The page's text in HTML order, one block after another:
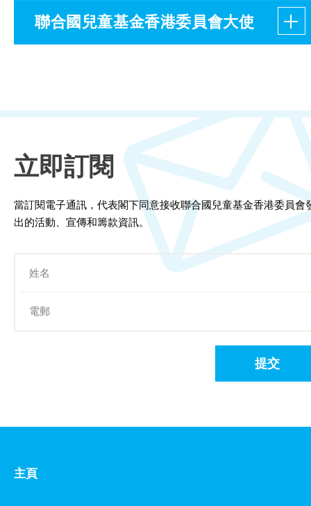
聯合國兒童基金香港委員會大使
立即訂閱
當訂閱電子通訊，代表閣下同意接收聯合國兒童基金香港委員會
出的活動、宣傳和籌款資訊。
提交
主頁